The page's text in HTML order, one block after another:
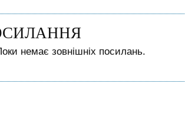
немає зовнішніх посилань.